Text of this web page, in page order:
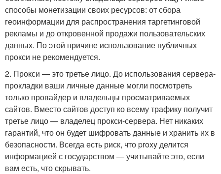
способы монетизации своих ресурсов: от сбора
геоинформации для распространения таргетинговой
рекламы и до откровенной продажи пользовательских
данных. По этой причине использование публичных
прокси не рекомендуется.
2. Прокси — это третье лицо. До использования сервера-
прокладки ваши личные данные могли посмотреть
только провайдер и владельцы просматриваемых
сайтов. Вместо сайтов доступ ко всему трафику получит
третье лицо — владелец прокси-сервера. Нет никаких
гарантий, что он будет шифровать данные и хранить их в
безопасности. Всегда есть риск, что proxy делится
информацией с государством — учитывайте это, если
вам есть, что скрывать.